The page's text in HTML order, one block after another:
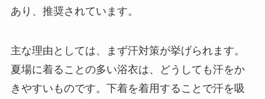
あり、推奨されています。
主な理由としては、まず汗対策が挙げられます。
夏場に着ることの多い浴衣は、どうしても汗をか
きやすいものです。下着を着用することで汗を吸